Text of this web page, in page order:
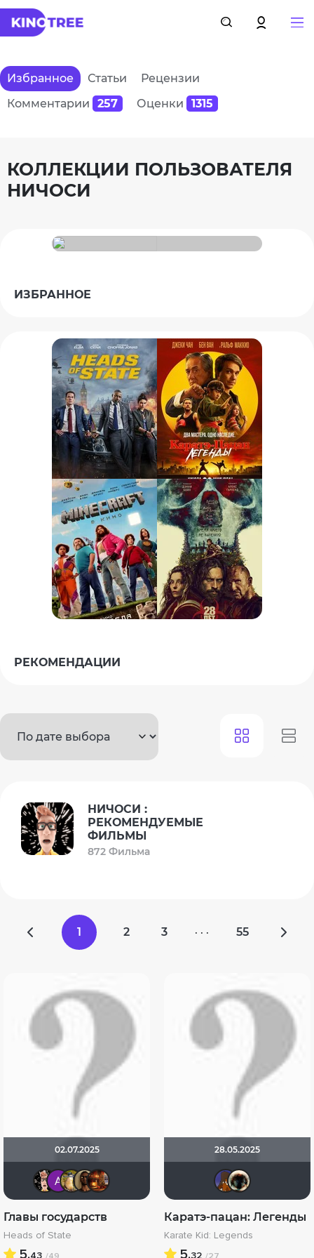
Избранное Статьи
Рецензии
Комментарии
257 Оценки 1315
КОЛЛЕКЦИИ ПОЛЬЗОВАТЕЛЯ
НИЧОСИ
ИЗБРАННОЕ
РЕКОМЕНДАЦИИ
НИЧОСИ :
РЕКОМЕНДУЕМЫЕ
ФИЛЬМЫ
872 Фильма
1 2 3 · · · 55
02.07.2025
Ничоси
Главы государств
Heads of State
5.43 /49
28.05.2025
Каратэ-пацан: Легенды
Karate Kid: Legends
5.32 /27